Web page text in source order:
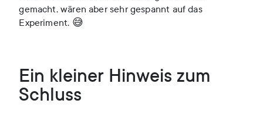
gemacht, wären aber sehr gespannt auf das
Experiment. 😅
Ein kleiner Hinweis zum
Schluss